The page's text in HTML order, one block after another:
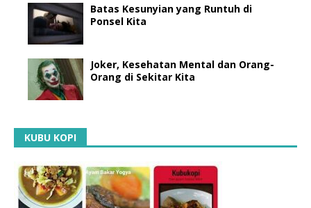
Batas Kesunyian yang Runtuh di
Ponsel Kita
Joker, Kesehatan Mental dan Orang-
Orang di Sekitar Kita
KUBU KOPI